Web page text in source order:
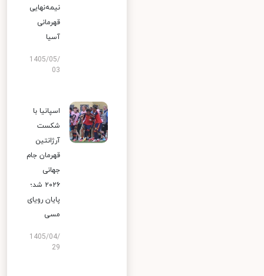
نیمه‌نهایی
قهرمانی
آسیا
1405/05/
03
اسپانیا با
شکست
آرژانتین
قهرمان جام
جهانی
۲۰۲۶ شد؛
پایان رویای
مسی
1405/04/
29